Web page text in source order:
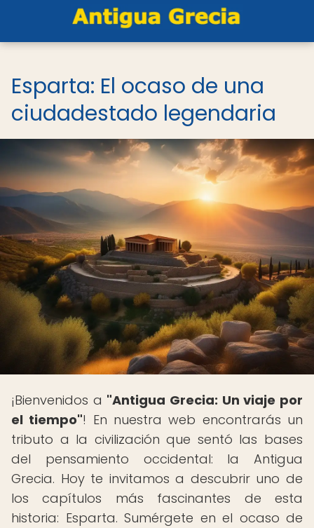
Esparta: El ocaso de una
ciudadestado legendaria
¡Bienvenidos a "Antigua Grecia: Un viaje por
el tiempo"! En nuestra web encontrarás un
tributo a la civilización que sentó las bases
del pensamiento occidental: la Antigua
Grecia. Hoy te invitamos a descubrir uno de
los capítulos más fascinantes de esta
historia: Esparta. Sumérgete en el ocaso de